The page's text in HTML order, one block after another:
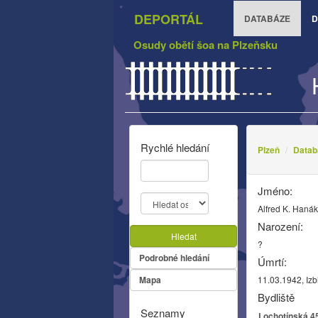
DEPORTÁL DATABÁZE
Osudy obětí šoa na Plzeňsku
Plzeň
Jméno:
Alfred K. Hanák
Narození:
?
Úmrtí:
11.03.1942,
Bydliště
Rychlé hledání
Hledat
Podrobné hledání
Mapa
Seznamy